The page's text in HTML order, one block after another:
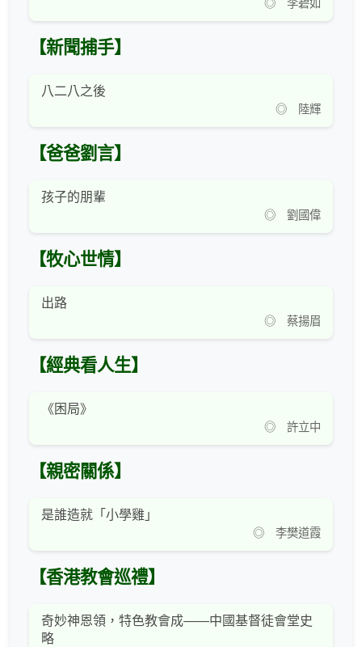
◎ 李碧如
【新聞捕手】
八二八之後
◎ 陸輝
【爸爸劉言】
孩子的朋輩
◎ 劉國偉
【牧心世情】
出路
◎ 蔡揚眉
【經典看人生】
《困局》
◎ 許立中
【親密關係】
是誰造就「小學雞」
◎ 李樊道霞
【香港教會巡禮】
奇妙神恩領，特色教會成——中國基督徒會堂史
略